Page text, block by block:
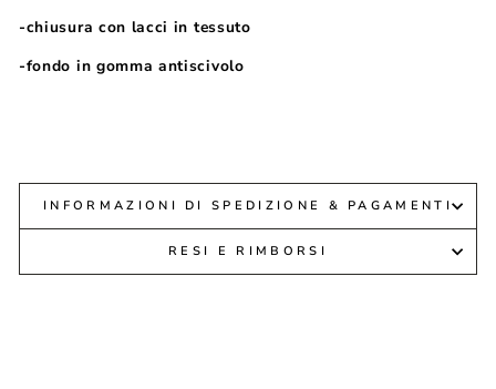
-chiusura con lacci in tessuto
-fondo in gomma antiscivolo
INFORMAZIONI DI SPEDIZIONE & PAGAMENTI
RESI E RIMBORSI